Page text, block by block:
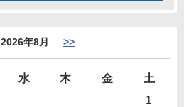
2026年8月 >>
水 木 金
土
1